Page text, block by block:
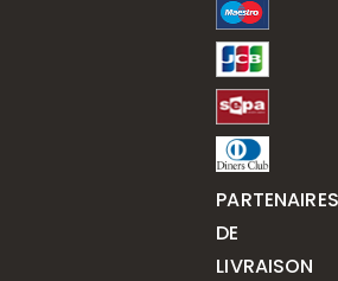
PARTENAIRES
DE
LIVRAISON